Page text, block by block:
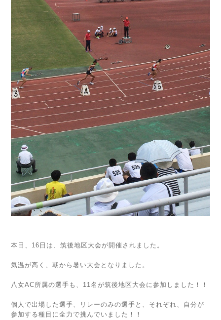
本日、16日は、筑後地区大会が開催されました。
気温が高く、朝から暑い大会となりました。
八女AC所属の選手も、11名が筑後地区大会に参加しました！！
個人で出場した選手、リレーのみの選手と、それぞれ、自分が
参加する種目に全力で挑んでいました！！